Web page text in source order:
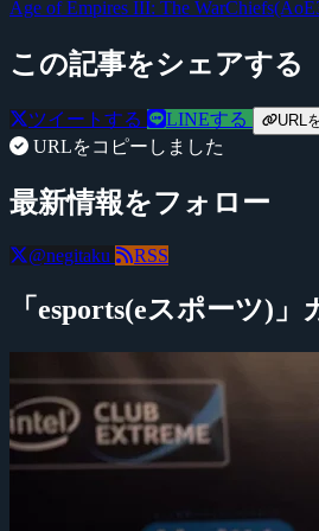
Age of Empires III: The
この記事をシェアする
ツイートする LINEする URL
URLをコピーしました
最新情報をフォロー
@negitaku RSS
「esports(eスポーツ)